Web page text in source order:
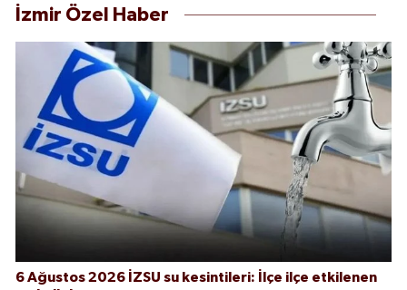
İzmir Özel Haber
6 Ağustos 2026 İZSU su kesintileri: İlçe ilçe etkilenen